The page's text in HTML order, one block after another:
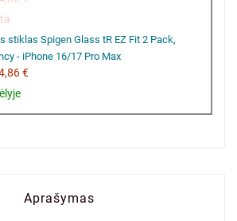
stiklas Spigen Glass tR EZ Fit 2 Pack,
- iPhone 16/17 Pro Max
€
Aprašymas